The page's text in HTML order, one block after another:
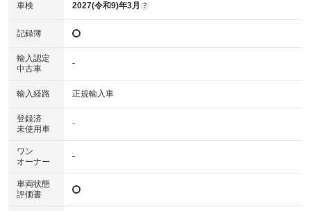
車検 2027(令和9)年3月 ?
記録簿
輸入認定
中古車
-
輸入経路 正規輸入車
登録済
未使用車
-
ワン
オーナー
-
車両状態
評価書